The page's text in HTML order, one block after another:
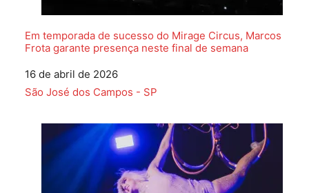
Em temporada de sucesso do Mirage Circus, Marcos
Frota garante presença neste final de semana
Data
16 de abril de 2026
Em relação a
São José dos Campos - SP